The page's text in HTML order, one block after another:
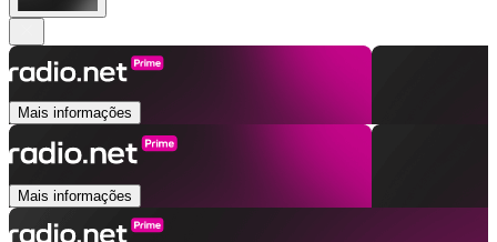
Mais informações
Mais informações